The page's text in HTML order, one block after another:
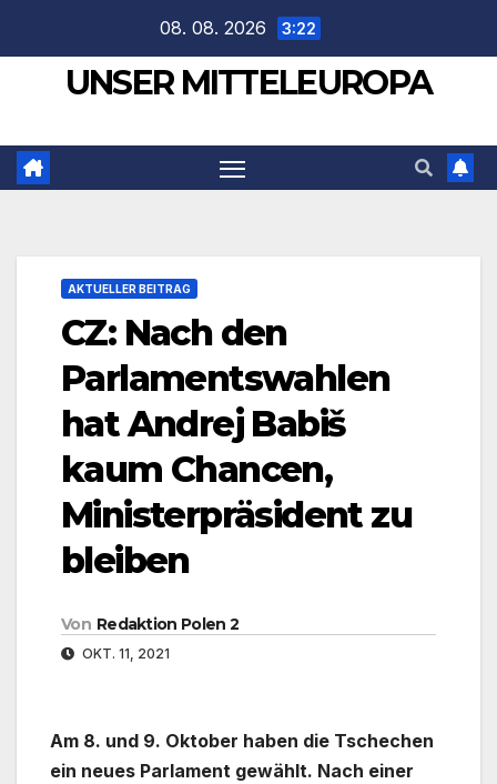
springen
08. 08. 2026 3:22
UNSER MITTELEUROPA
AKTUELLER BEITRAG
CZ: Nach den
Parlamentswahlen
hat Andrej Babiš
kaum Chancen,
Ministerpräsident zu
bleiben
Von Redaktion Polen 2
OKT. 11, 2021
Am 8. und 9. Oktober haben die Tschechen
ein neues Parlament gewählt. Nach einer